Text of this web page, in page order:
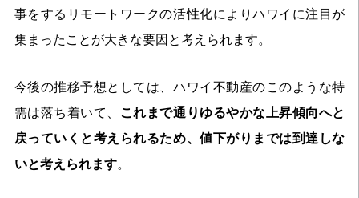
事をするリモートワークの活性化によりハワイに注目が
集まったことが大きな要因と考えられます。
今後の推移予想としては、ハワイ不動産のこのような特
需は落ち着いて、 これまで通りゆるやかな上昇傾向へと
戻っていくと考えられるため、値下がりまでは到達しな
いと考えられます。